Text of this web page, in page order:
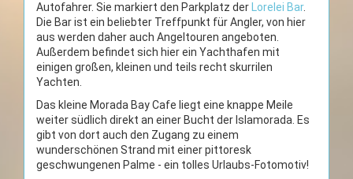
Autofahrer. Sie markiert den Parkplatz der
Lorelei Bar.
Die Bar ist ein beliebter Treffpunkt für Angler, von hier
aus werden daher auch Angeltouren angeboten.
Außerdem befindet sich hier ein Yachthafen mit
einigen großen, kleinen und teils recht skurrilen
Yachten.
Das kleine Morada Bay Cafe liegt eine knappe Meile
weiter südlich direkt an einer Bucht der Islamorada. Es
gibt von dort auch den Zugang zu einem
wunderschönen Strand mit einer pittoresk
geschwungenen Palme - ein tolles Urlaubs-Fotomotiv!